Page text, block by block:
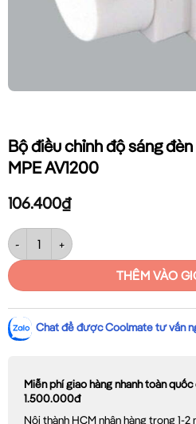
Bộ điều chỉnh độ sáng
MPE AV1200
106.400₫
Bộ điều chỉnh độ sáng đèn 1200W –
THÊM VÀO
Chat để được Coolmate tư vấn
Miễn phí giao hàng nhanh toàn
1.500.000đ
Nội thành HCM nhận hàng trong 1-2